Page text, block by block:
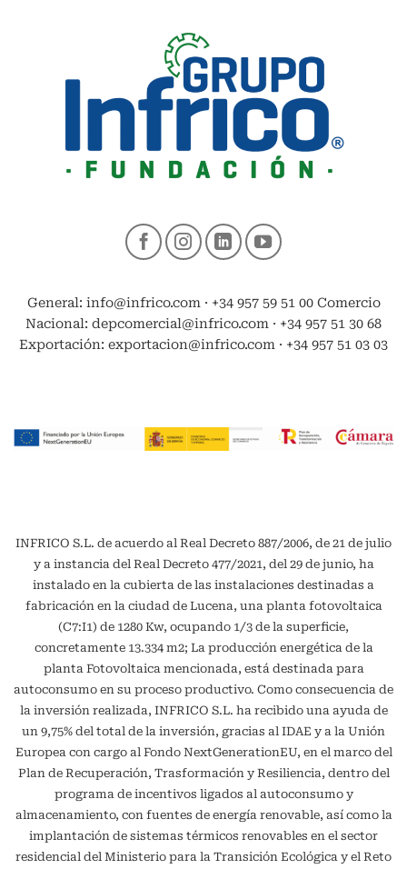
General: info@infrico.com · +34 957 59 51 00 Comercio
Nacional: depcomercial@infrico.com · +34 957 51 30 68
Exportación: exportacion@infrico.com · +34 957 51 03 03
INFRICO S.L. de acuerdo al Real Decreto 887/2006, de 21 de julio
y a instancia del Real Decreto 477/2021, del 29 de junio, ha
instalado en la cubierta de las instalaciones destinadas a
fabricación en la ciudad de Lucena, una planta fotovoltaica
(C7:I1) de 1280 Kw, ocupando 1/3 de la superficie,
concretamente 13.334 m2; La producción energética de la
planta Fotovoltaica mencionada, está destinada para
autoconsumo en su proceso productivo. Como consecuencia de
la inversión realizada, INFRICO S.L. ha recibido una ayuda de
un 9,75% del total de la inversión, gracias al IDAE y a la Unión
Europea con cargo al Fondo NextGenerationEU, en el marco del
Plan de Recuperación, Trasformación y Resiliencia, dentro del
programa de incentivos ligados al autoconsumo y
almacenamiento, con fuentes de energía renovable, así como la
implantación de sistemas térmicos renovables en el sector
residencial del Ministerio para la Transición Ecológica y el Reto